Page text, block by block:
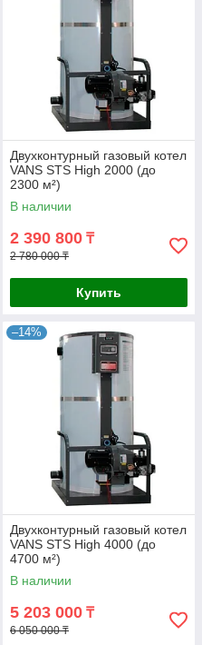
Двухконтурный газовый котел
VANS STS High 2000 (до
2300 м²)
В наличии
2 390 800 ₸
2 780 000 ₸
Купить
–14%
Двухконтурный газовый котел
VANS STS High 4000 (до
4700 м²)
В наличии
5 203 000 ₸
6 050 000 ₸